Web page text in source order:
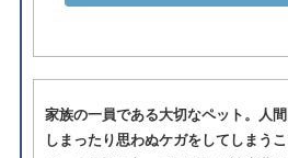
家族の一員である大切なペット。人
しまったり思わぬケガをしてしまうこ